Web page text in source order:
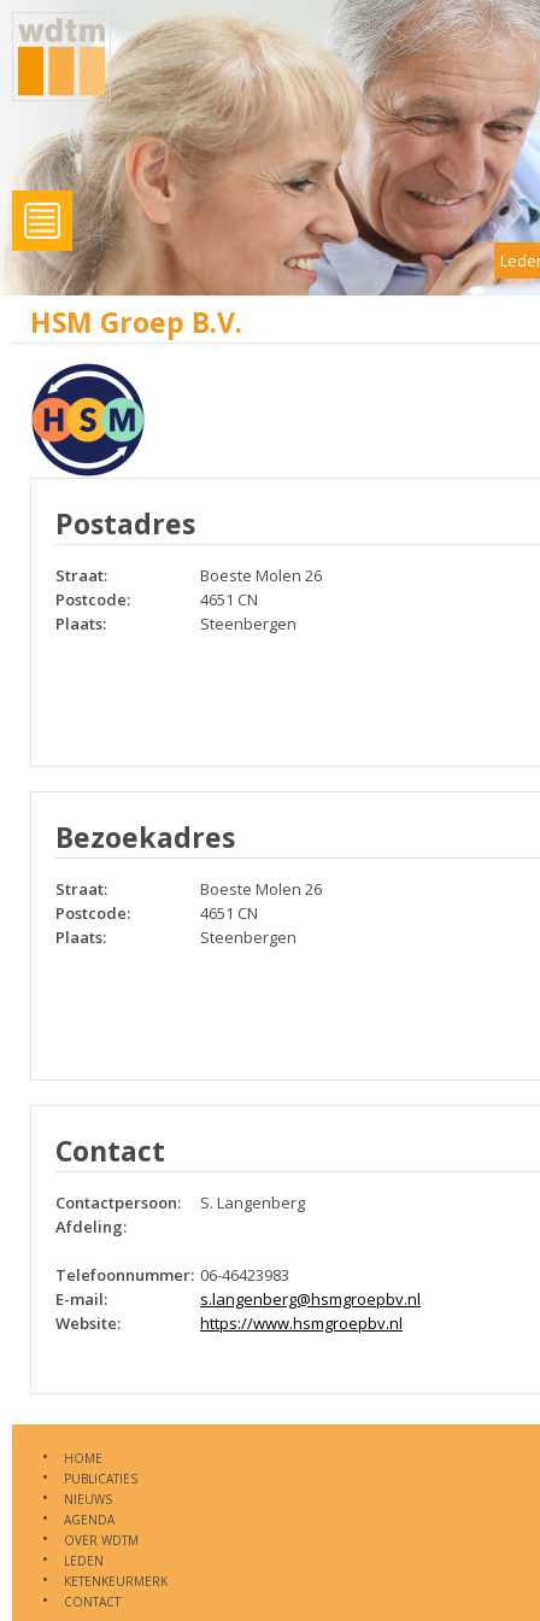
HSM Groep B.V.
Postadres
Straat:
Boeste Molen 26
Postcode:
4651 CN
Plaats:
Steenbergen
Bezoekadres
Straat:
Boeste Molen 26
Postcode:
4651 CN
Plaats:
Steenbergen
Contact
Contactpersoon:
S. Langenberg
Afdeling:
Telefoonnummer: 06-46423983
E-mail:
s.langenberg@hsmgroepbv.nl
Website:
https://www.hsmgroepbv.nl
HOME
PUBLICATIES
NIEUWS
AGENDA
OVER WDTM
LEDEN
KETENKEURMERK
CONTACT